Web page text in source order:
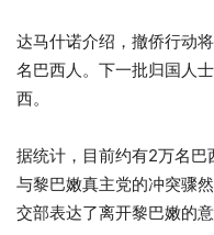
达马什诺介绍，撤侨行动
名巴西人。下一批归国人
西。
据统计，目前约有2万名
与黎巴嫩真主党的冲突骤
交部表达了离开黎巴嫩的意